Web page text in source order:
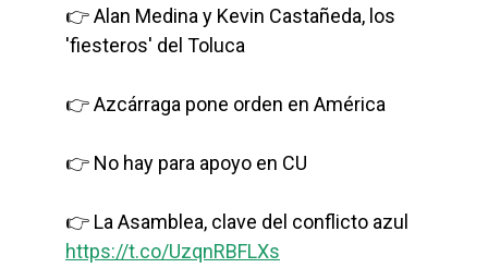
👉 Alan Medina y Kevin Castañeda, los
'fiesteros' del Toluca
👉 Azcárraga pone orden en América
👉 No hay para apoyo en CU
👉 La Asamblea, clave del conflicto azul
https://t.co/UzqnRBFLXs